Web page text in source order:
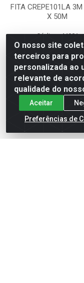
FITA CREPE101LA
X 50M
Código: 44001
Embalagem: UN/
Solicitar
Orçamento
O nosso site
terceiros para
personalizada ao
relevante de
qualidade do
Aceitar
Preferências de